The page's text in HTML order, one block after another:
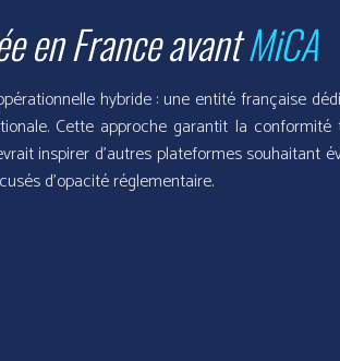
en France avantMiCA
hybride : une entité française
Cette approche garantit la conformité
inspirer d’autres plateformes souhaitant
d’opacité réglementaire.